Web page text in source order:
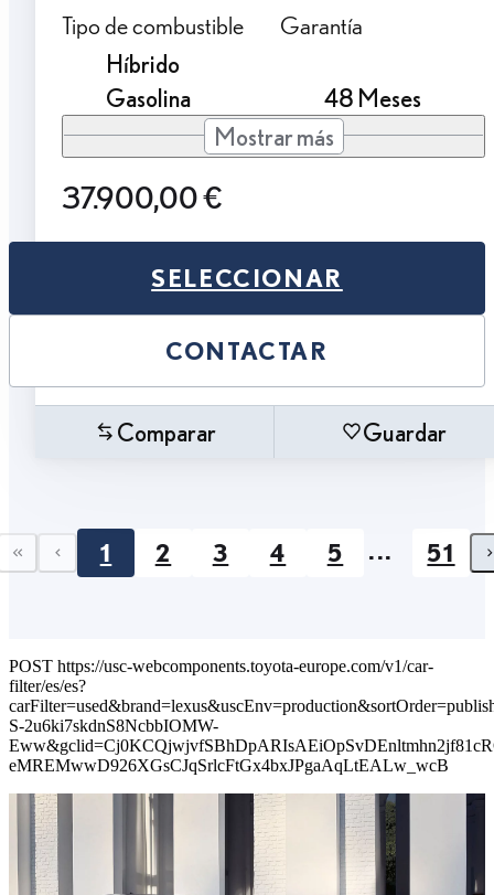
Tipo de combustible
Híbrido
Gasolina
Garantía
48 Meses
Mostrar más
37.900,00 €
SELECCIONAR
CONTACTAR
Comparar Guardar
First page
Previous page
1 2 3 4 5 ... 51
POST https://usc-webcomponents.toyota-europe.com/v1/car-
filter/es/es?
S-2u6ki7skdnS8NcbbIOMW-
eMREMwwD926XGsCJqSrlcFtGx4bxJPgaAqLtEALw_wcB